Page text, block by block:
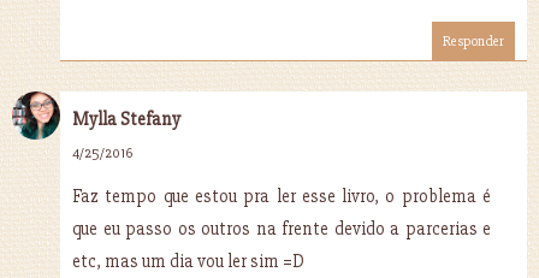
Responder
Mylla Stefany
4/25/2016
Faz tempo que estou pra ler esse livro, o problema é
que eu passo os outros na frente devido a parcerias e
etc, mas um dia vou ler sim =D